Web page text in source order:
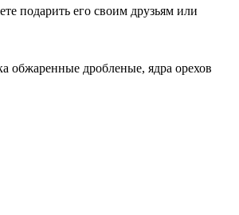
подарить его своим друзьям или
обжаренные дробленые, ядра орехов